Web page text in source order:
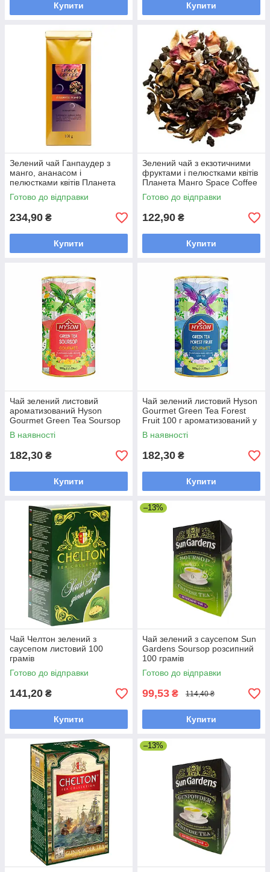
Купити Купити
Зелений чай Ганпаудер з
манго, ананасом і
пелюстками квітів Планета
Манго Space Coffee 100 грам
Готово до відправки
234,90 ₴
Купити
Зелений чай з екзотичними
фруктами і пелюстками квітів
Планета Манго Space Coffee
50 грам
Готово до відправки
122,90 ₴
Купити
Чай зелений листовий
ароматизований Hyson
Gourmet Green Tea Soursop
100 г у жерстяній банці
В наявності
182,30 ₴
Купити
Чай зелений листовий Hyson
Gourmet Green Tea Forest
Fruit 100 г ароматизований у
жерстяній банці
В наявності
182,30 ₴
Купити
Чай Челтон зелений з
саусепом листовий 100
грамів
Готово до відправки
141,20 ₴
Купити
–13%
Чай зелений з саусепом Sun
Gardens Soursop розсипний
100 грамів
Готово до відправки
99,53 ₴ 114,40 ₴
Купити
–13%